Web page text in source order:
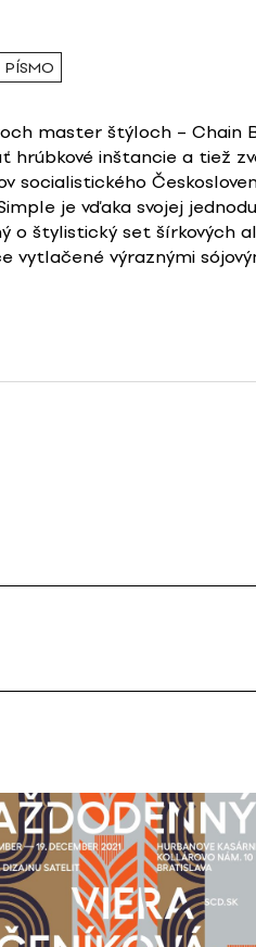
PÍSMO
master štýloch – Chain
inštancie a tiež
je vďaka svojej
o štylistický set šírkových
výraznými